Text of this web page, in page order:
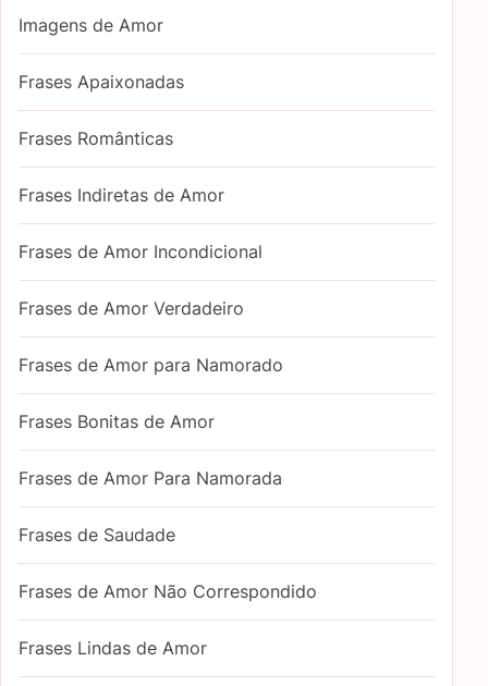
Imagens de Amor
Frases Apaixonadas
Frases Românticas
Frases Indiretas de Amor
Frases de Amor Incondicional
Frases de Amor Verdadeiro
Frases de Amor para Namorado
Frases Bonitas de Amor
Frases de Amor Para Namorada
Frases de Saudade
Frases de Amor Não Correspondido
Frases Lindas de Amor